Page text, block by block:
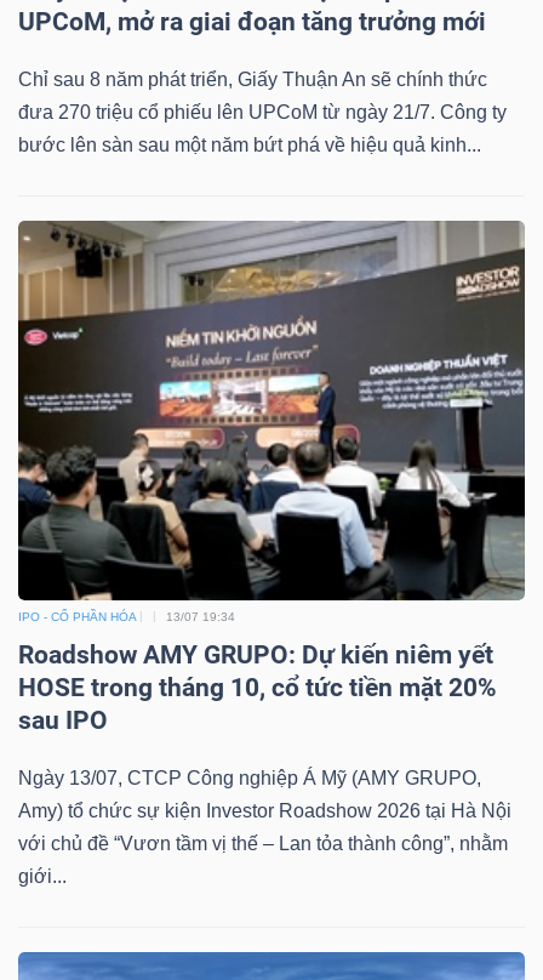
UPCoM, mở ra giai đoạn tăng trưởng mới
Chỉ sau 8 năm phát triển, Giấy Thuận An sẽ chính thức
đưa 270 triệu cổ phiếu lên UPCoM từ ngày 21/7. Công ty
bước lên sàn sau một năm bứt phá về hiệu quả kinh...
IPO - CỔ PHẦN HÓA 13/07 19:34
Roadshow AMY GRUPO: Dự kiến niêm yết
HOSE trong tháng 10, cổ tức tiền mặt 20%
sau IPO
Ngày 13/07, CTCP Công nghiệp Á Mỹ (AMY GRUPO,
Amy) tổ chức sự kiện Investor Roadshow 2026 tại Hà Nội
với chủ đề “Vươn tầm vị thế – Lan tỏa thành công”, nhằm
giới...